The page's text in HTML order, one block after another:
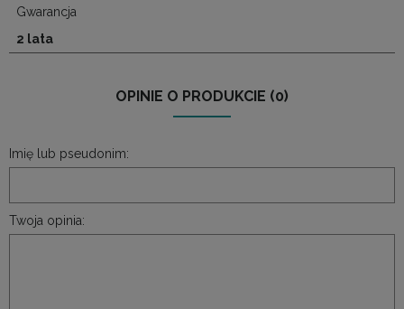
Gwarancja
2 lata
OPINIE O PRODUKCIE (0)
Imię lub pseudonim:
Twoja opinia: